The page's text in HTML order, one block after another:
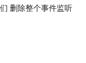
删除整个事件监听